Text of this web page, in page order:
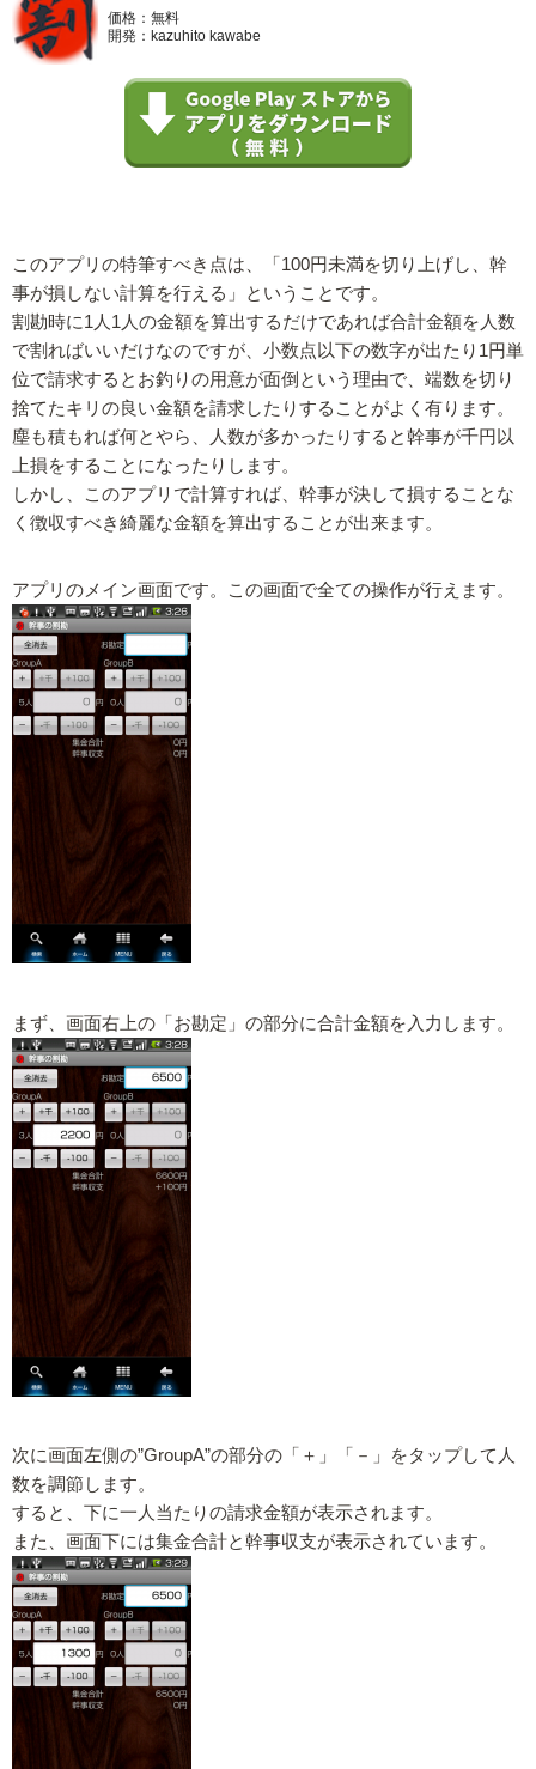
価格：無料
開発：kazuhito kawabe
このアプリの特筆すべき点は、「100円未満を切り上げし、幹
事が損しない計算を行える」ということです。
割勘時に1人1人の金額を算出するだけであれば合計金額を人数
で割ればいいだけなのですが、小数点以下の数字が出たり1円単
位で請求するとお釣りの用意が面倒という理由で、端数を切り
捨てたキリの良い金額を請求したりすることがよく有ります。
塵も積もれば何とやら、人数が多かったりすると幹事が千円以
上損をすることになったりします。
しかし、このアプリで計算すれば、幹事が決して損することな
く徴収すべき綺麗な金額を算出することが出来ます。
アプリのメイン画面です。この画面で全ての操作が行えます。
まず、画面右上の「お勘定」の部分に合計金額を入力します。
次に画面左側の”GroupA”の部分の「＋」「－」をタップして人
数を調節します。
すると、下に一人当たりの請求金額が表示されます。
また、画面下には集金合計と幹事収支が表示されています。